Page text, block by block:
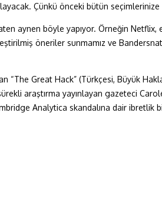
Çünkü önceki bütün
aynen böyle yapıyor. Örneğin Netflix,
öneriler sunmamız ve
“The Great Hack” (Türkçesi, Büyük
araştırma yayınlayan gazeteci
Analytica skandalına dair ibretlik